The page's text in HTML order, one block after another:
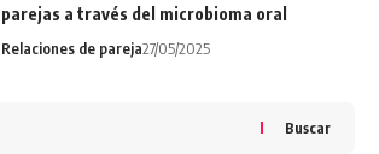
parejas a través del microbioma oral
Relaciones de pareja27/05/2025
Buscar